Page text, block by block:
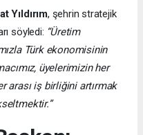
Yıldırım, şehrin stratejik
söyledi: “Üretim
Türk ekonomisinin
üyelerimizin her
arası iş birliğini artırmak